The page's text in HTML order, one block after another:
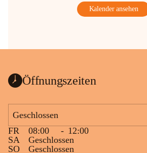
Kalender ansehen
Öffnungszeiten
Geschlossen
FR
08:00 - 12:00
SA
Geschlossen
SO
Geschlossen